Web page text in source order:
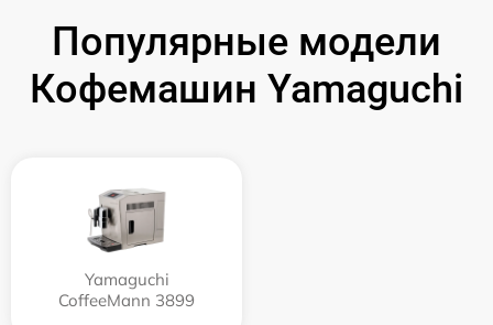
Популярные модели
Кофемашин Yamaguchi
Yamaguchi
CoffeeMann 3899